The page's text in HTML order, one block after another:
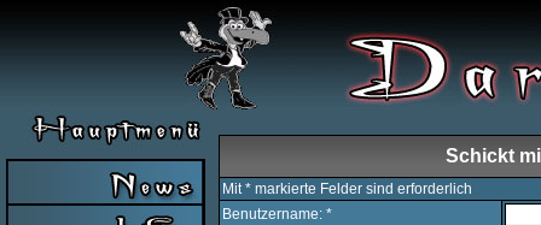
Schickt
Mit * markierte Felder sind erforderlich
Benutzername: *